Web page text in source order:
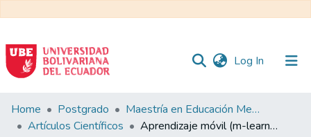
Log In (current)
Communities
&
Home Postgrado
Maestría en Educación Mención en Pedagogía en Entornos Digitales
Artículos Científicos
Aprendizaje móvil (m-learning) en el proceso de enseñanza aprendizaje en lengua y literatura en el cantón Puerto López periodo 2023